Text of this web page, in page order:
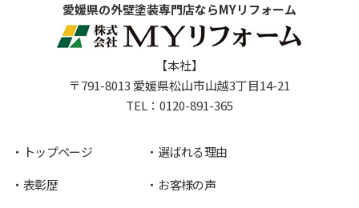
愛媛県の外壁塗装専門店ならMYリフォーム
【本社】
〒791-8013 愛媛県松山市山越3丁目14-21
TEL： 0120-891-365
トップページ
選ばれる理由
表彰歴
お客様の声